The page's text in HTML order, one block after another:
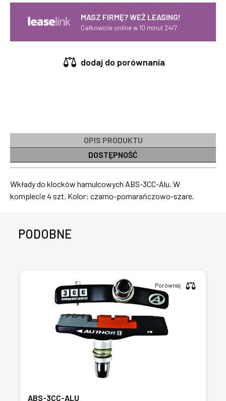
MASZ FIRMĘ? WEŹ LEASING!
Całkowicie online w 10 minut 24/7
dodaj do porównania
OPIS PRODUKTU
DOSTĘPNOŚĆ
Wkłady do klocków hamulcowych ABS-3CC-Alu. W
komplecie 4 szt. Kolor: czarno-pomarańczowo-szare.
PODOBNE
ABS-3CC-ALU
Porównaj